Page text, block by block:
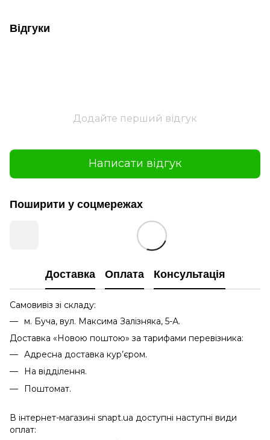
Відгуки
Додайте перший відгук
Написати відгук
Поширити у соцмережах
Доставка Оплата Консультація
Самовивіз зі складу:
м. Буча, вул. Максима Залізняка, 5-А.
Доставка «Новою поштою» за тарифами перевізника:
Адресна доставка кур’єром.
На відділення.
Поштомат.
В інтернет-магазині snapt.ua доступні наступні види
оплат: